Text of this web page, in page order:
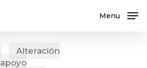
Menu
Alteración
apoyo